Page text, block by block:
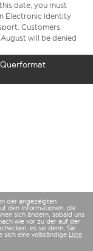
date, you must
Electronic Identity
Customers
will be denied
der angezeigten
den Informationen, die
sich ändern, sobald uns
wie vor zu der auf der
es sei denn, Sie
sich eine vollständige Liste